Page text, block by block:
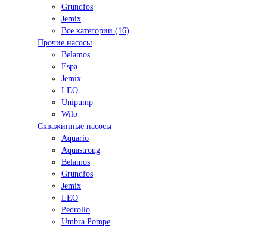
Grundfos
Jemix
Все категории (16)
Прочие насосы
Belamos
Espa
Jemix
LEO
Unipump
Wilo
Скважинные насосы
Aquario
Aquastrong
Belamos
Grundfos
Jemix
LEO
Pedrollo
Umbra Pompe